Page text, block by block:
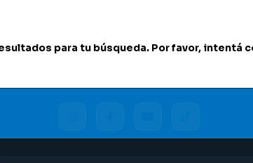
para tu búsqueda. Por favor, intentá